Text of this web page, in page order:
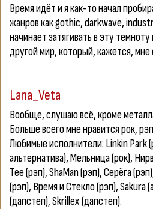
Время идёт и я как-то начал
жанров как gothic, darkwave,
начинает затягивать в эту
другой мир, который, кажется, мне
Lana_Veta
Вообще, слушаю всё, кроме
Больше всего мне нравится рок,
Любимые исполнители: Linkin Park
альтернатива), Мельница (рок),
Tee (рэп), ShaMan (рэп), Серёга
(рэп), Время и Стекло (рэп), Sakura
(дапстеп), Skrillex (дапстеп).